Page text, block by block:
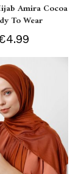
Amira Cocoa
To Wear